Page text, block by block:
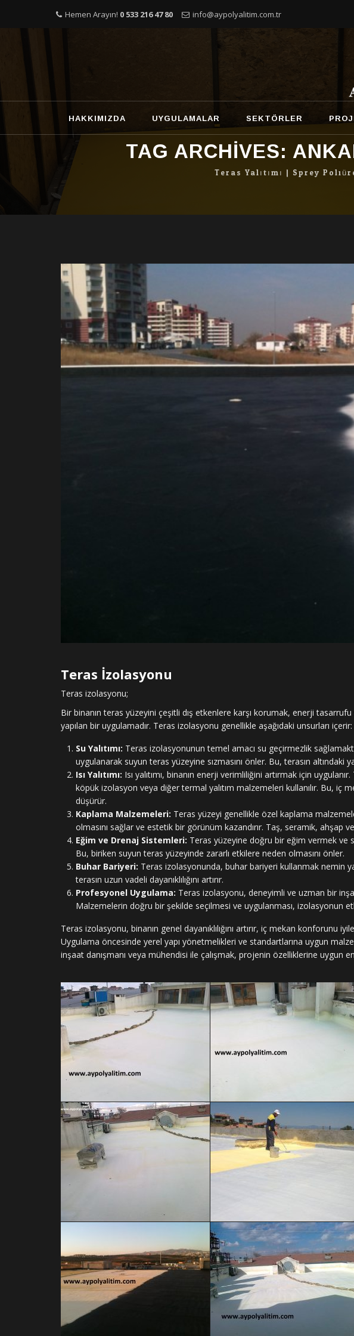
Hemen Arayın! 0 533 216 47 80 info@aypolyalitim.com.tr
content
HAKKIMIZDA UYGULAMALAR SEKTÖRLER
TAG ARCHIVES:
Teras Yalıtımı | Sprey
Teras İzolasyonu
Teras izolasyonu;
Bir binanın teras yüzeyini çeşitli dış etkenlere karşı korumak, enerji tasarrufu
yapılan bir uygulamadır. Teras izolasyonu genellikle aşağıdaki unsurları içerir:
Su Yalıtımı: Teras izolasyonunun temel amacı su geçirmezlik
uygulanarak suyun teras yüzeyine sızmasını önler. Bu, terasın altındaki
Isı Yalıtımı: Isı yalıtımı, binanın enerji verimliliğini artırmak için
köpük izolasyon veya diğer termal yalıtım malzemeleri kullanılır. Bu, iç
düşürür.
Kaplama Malzemeleri: Teras yüzeyi genellikle özel kaplama
olmasını sağlar ve estetik bir görünüm kazandırır. Taş, seramik, ahşap
Eğim ve Drenaj Sistemleri: Teras yüzeyine doğru bir eğim vermek ve
Bu, biriken suyun teras yüzeyinde zararlı etkilere neden olmasını önler.
Buhar Bariyeri: Teras izolasyonunda, buhar bariyeri kullanmak nemin
terasın uzun vadeli dayanıklılığını artırır.
Profesyonel Uygulama: Teras izolasyonu, deneyimli ve uzman bir
Malzemelerin doğru bir şekilde seçilmesi ve uygulanması, izolasyonun
Teras izolasyonu, binanın genel dayanıklılığını artırır, iç mekan konforunu
Uygulama öncesinde yerel yapı yönetmelikleri ve standartlarına uygun
inşaat danışmanı veya mühendisi ile çalışmak, projenin özelliklerine uygun